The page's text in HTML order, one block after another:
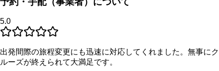
5.0
出発間際の旅程変更にも迅速に対応してくれました。無事にク
ルーズが終えられて大満足です。